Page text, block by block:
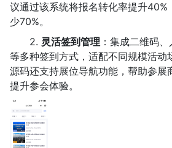
议通过该系统将报名转化率提升40%
少70%。
2. 灵活签到管理 ：集成二维码
等多种签到方式，适配不同规模活动
源码还支持展位导航功能，帮助参展
提升参会体验。